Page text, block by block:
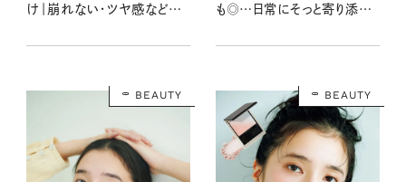
け｜崩れない・ツヤ感など名
も◎…日常にそっと寄り添う、
めの1本
BEAUTY BEAUTY